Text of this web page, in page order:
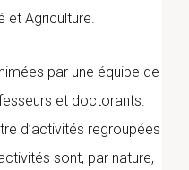
et Agriculture.
par une équipe de
et doctorants.
d’activités regroupées
sont, par nature,